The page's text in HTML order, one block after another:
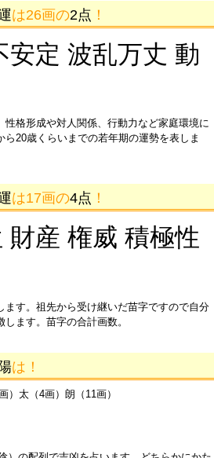
は26画の2点 ！
安定 波乱万丈 動
性格形成や対人関係、行動力など家庭環境に
20歳くらいまでの若年期の運勢を表しま
は17画の4点 ！
財産 権威 積極性
ます。祖先から受け継いだ苗字ですので自分
ます。苗字の合計画数。
は！
太（4画）朗（11画）